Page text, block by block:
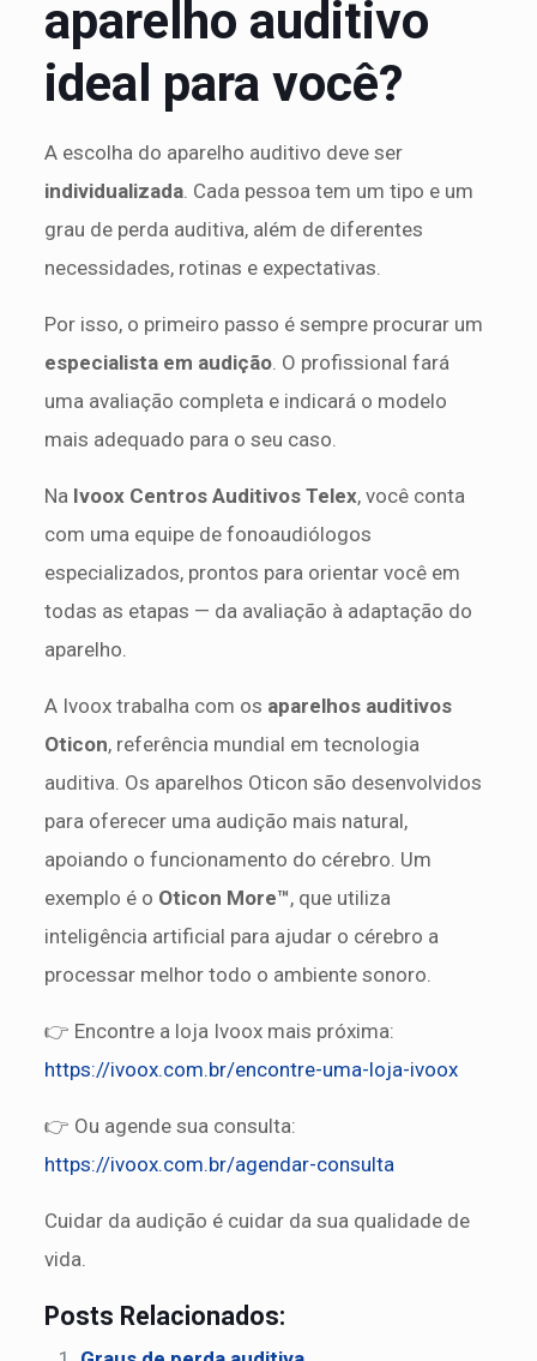
aparelho auditivo
ideal para você?
A escolha do aparelho auditivo deve ser
individualizada. Cada pessoa tem um tipo e um
grau de perda auditiva, além de diferentes
necessidades, rotinas e expectativas.
Por isso, o primeiro passo é sempre procurar um
especialista em audição. O profissional fará
uma avaliação completa e indicará o modelo
mais adequado para o seu caso.
Na Ivoox Centros Auditivos Telex, você conta
com uma equipe de fonoaudiólogos
especializados, prontos para orientar você em
todas as etapas — da avaliação à adaptação do
aparelho.
A Ivoox trabalha com os aparelhos auditivos
Oticon, referência mundial em tecnologia
auditiva. Os aparelhos Oticon são desenvolvidos
para oferecer uma audição mais natural,
apoiando o funcionamento do cérebro. Um
exemplo é o Oticon More™, que utiliza
inteligência artificial para ajudar o cérebro a
processar melhor todo o ambiente sonoro.
👉 Encontre a loja Ivoox mais próxima:
https://ivoox.com.br/encontre-uma-loja-ivoox
👉 Ou agende sua consulta:
https://ivoox.com.br/agendar-consulta
Cuidar da audição é cuidar da sua qualidade de
vida.
Posts Relacionados: